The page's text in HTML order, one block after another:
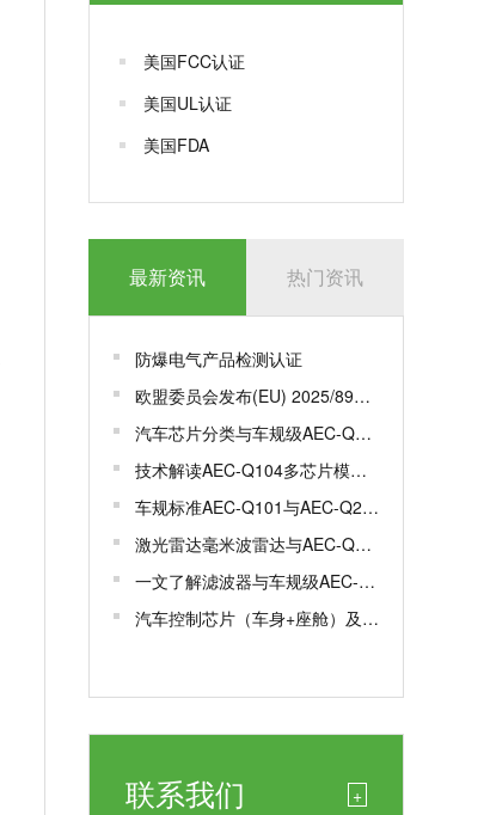
美国FCC认证
美国UL认证
美国FDA
最新资讯 热门资讯
防爆电气产品检测认证
欧盟委员会发布(EU) 2025/893，更新一系列标准
汽车芯片分类与车规级AEC-Q100认证
技术解读AEC-Q104多芯片模组MCM车规级认证
车规标准AEC-Q101与AEC-Q200有何区别？
激光雷达毫米波雷达与AEC-Q100/102认证解析
一文了解滤波器与车规级AEC-Q200认证
汽车控制芯片（车身+座舱）及车规芯片AEC-Q100测试认证
联系我们 +